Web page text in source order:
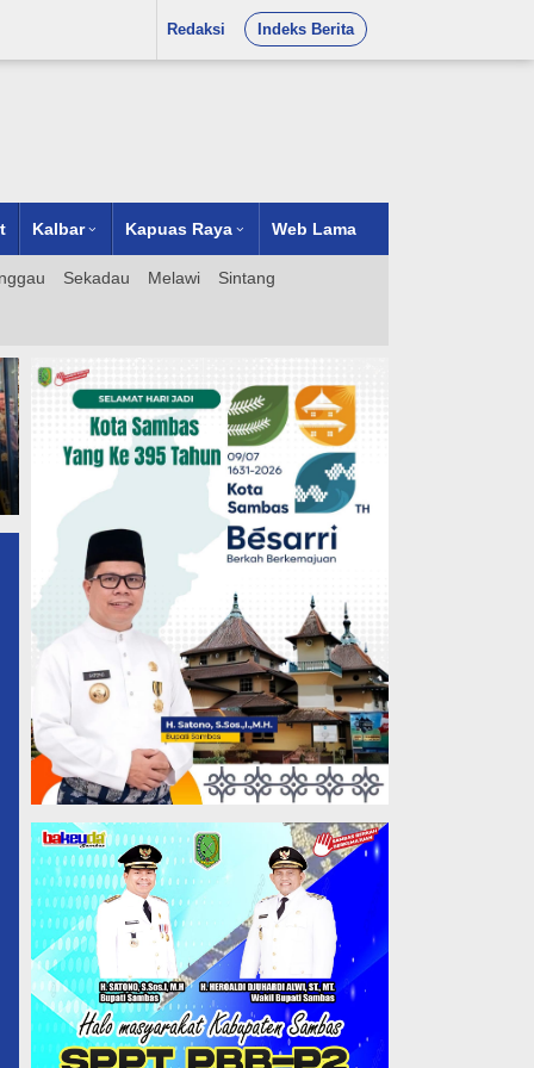
Redaksi Indeks Berita
Kalbar Kapuas Raya Web Lama
Sekadau Melawi Sintang
Proyek Turap di Gang
Bentasan II Pontianak Utara
Disorot, Dibangun di Atas
Lahan Gambut Tanpa Parit